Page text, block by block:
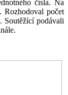
čísla. Na
Rozhodoval počet
Soutěžící podávali